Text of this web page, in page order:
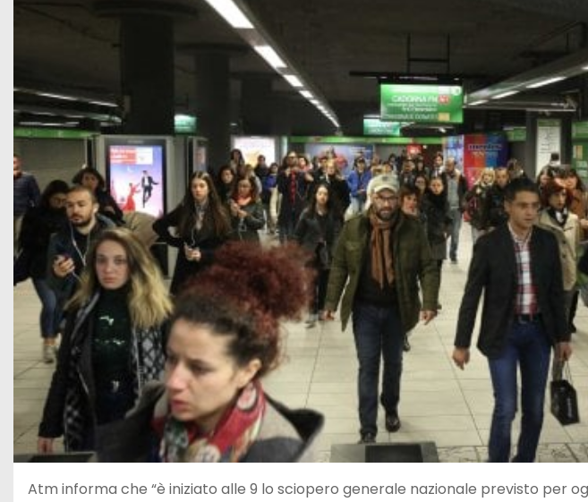
Atm informa che “è iniziato alle 9 lo sciopero generale nazionale previsto per